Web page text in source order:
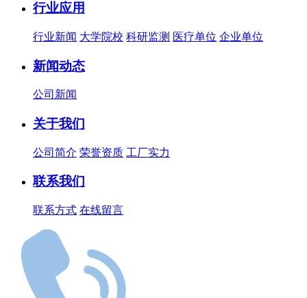
行业应用
行业新闻 大学院校 科研监测 医疗单位 企业单位
新闻动态
公司新闻
关于我们
公司简介 荣誉资质 工厂实力
联系我们
联系方式 在线留言